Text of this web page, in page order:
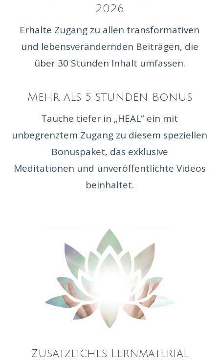
2026
Erhalte Zugang zu allen transformativen
und lebensverändernden Beiträgen, die
über 30 Stunden Inhalt umfassen.
Mehr als 5 Stunden Bonus
Tauche tiefer in „HEAL“ ein mit
unbegrenztem Zugang zu diesem speziellen
Bonuspaket, das exklusive
Meditationen und unveröffentlichte Videos
beinhaltet.
Zusätzliches Lernmaterial